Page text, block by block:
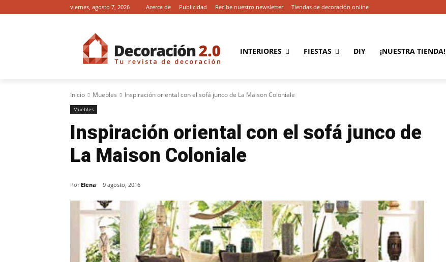
viernes, agosto 7, 2026 Acerca de Publicidad Recibe nuestro newsletter Tiendas de decoración online
INTERIORES FIESTAS DIY ¡NUESTRA TIENDA!
Inicio Muebles Inspiración oriental con el sofá junco de La Maison Coloniale
Muebles
Inspiración oriental con el sofá junco de
La Maison Coloniale
Por Elena 9 agosto, 2016